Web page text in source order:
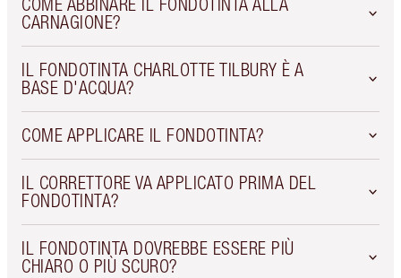
COME ABBINARE IL FONDOTINTA ALLA
CARNAGIONE?
IL FONDOTINTA CHARLOTTE TILBURY È A
BASE D'ACQUA?
COME APPLICARE IL FONDOTINTA?
IL CORRETTORE VA APPLICATO PRIMA DEL
FONDOTINTA?
IL FONDOTINTA DOVREBBE ESSERE PIÙ
CHIARO O PIÙ SCURO?